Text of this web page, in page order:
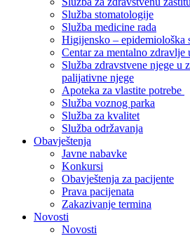
Služba stomatologije
Služba medicine rada
Higijensko – epidemiološka
Centar za mentalno zdravlje
Služba zdravstvene njege u
palijativne njege
Apoteka za vlastite potrebe
Služba voznog parka
Služba za kvalitet
Služba održavanja
Obavještenja
Javne nabavke
Konkursi
Obavještenja za pacijente
Prava pacijenata
Zakazivanje termina
Novosti
Novosti